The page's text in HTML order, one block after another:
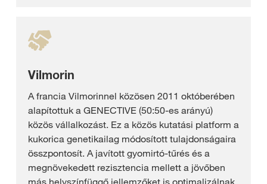
Vilmorin
A francia Vilmorinnel közösen 2011 októberében
alapítottuk a GENECTIVE (50:50-es arányú)
közös vállalkozást. Ez a közös kutatási platform a
kukorica genetikailag módosított tulajdonságaira
összpontosít. A javított gyomirtó-tűrés és a
megnövekedett rezisztencia mellett a jövőben
más helyszínfüggő jellemzőket is optimalizálnak.